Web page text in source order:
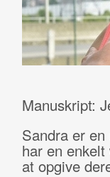
Manuskript:
Sandra er
har en
at opgive